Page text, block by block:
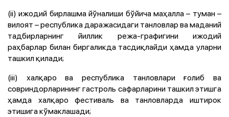
(ii) ижодий бирлашма йўналиши бўйича маҳалла – туман –
вилоят – республика даражасидаги танловлар ва маданий
тадбирларнинг йиллик режа-графигини ижодий
раҳбарлар билан биргаликда тасдиқлайди ҳамда уларни
ташкил қилади;
(iii) халқаро ва республика танловлари ғолиб ва
совриндорларининг гастроль сафарларини ташкил этишга
ҳамда халқаро фестиваль ва танловларда иштирок
этишига кўмаклашади;